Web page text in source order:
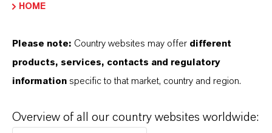
Bauteilherstellung werden in der Regel
ÜBER LANXESS
HOME
Please note: Country websites may offer different
products, services, contacts and regulatory
information specific to that market, country and region.
Overview of all our country websites worldwide: